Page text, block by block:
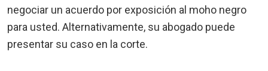
negociar un acuerdo por exposición al moho negro
para usted. Alternativamente, su abogado puede
presentar su caso en la corte.